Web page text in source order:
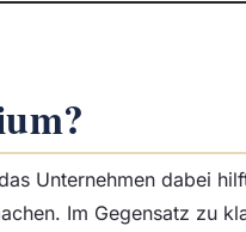
Unternehmen dabei
Im Gegensatz zu